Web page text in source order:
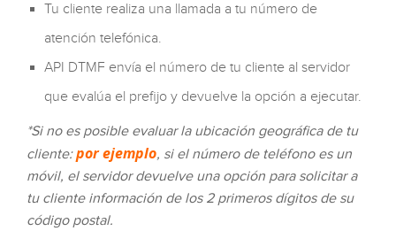
Tu cliente realiza una llamada a tu número de
atención telefónica.
API DTMF envía el número de tu cliente al servidor
que evalúa el prefijo y devuelve la opción a ejecutar.
*Si no es posible evaluar la ubicación geográfica de tu
cliente:por ejemplo, si el número de teléfono es un
móvil, el servidor devuelve una opción para solicitar a
tu cliente información de los 2 primeros dígitos de su
código postal.